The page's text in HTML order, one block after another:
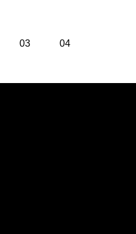
03 04